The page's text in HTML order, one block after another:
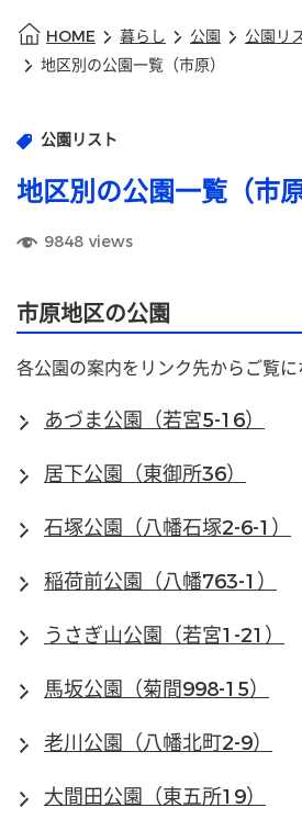
HOME 暮らし 公園
公園リ
地区別の公園一覧（市原）
公園リスト
地区別の公園一覧（市原
9848 views
市原地区の公園
各公園の案内をリンク先からご覧に
あづま公園（若宮5-16）
居下公園（東御所36）
石塚公園（八幡石塚2-6-1）
稲荷前公園（八幡763-1）
うさぎ山公園（若宮1-21）
馬坂公園（菊間998-15）
老川公園（八幡北町2-9）
大間田公園（東五所19）